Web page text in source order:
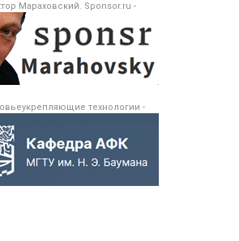
Мараховский. Sponsor.ru -
технологии -